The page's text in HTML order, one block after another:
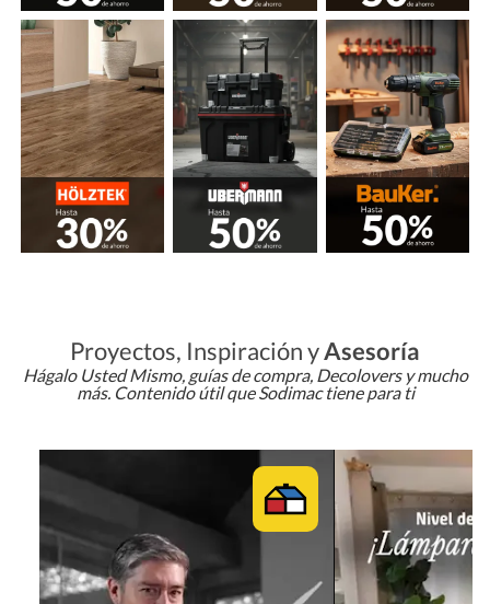
Proyectos, Inspiración yAsesoría
Hágalo Usted Mismo, guías de compra, Decolovers y mucho
más. Contenido útil que Sodimac tiene para ti